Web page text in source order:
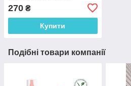
270 ₴
Купити
Подібні товари компанії